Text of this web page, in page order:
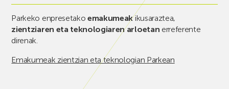
Parkeko enpresetakoemakumeakikusaraztea,
zientziaren eta teknologiaren arloetan erreferente
direnak.
Emakumeak zientzian eta teknologian Parkean